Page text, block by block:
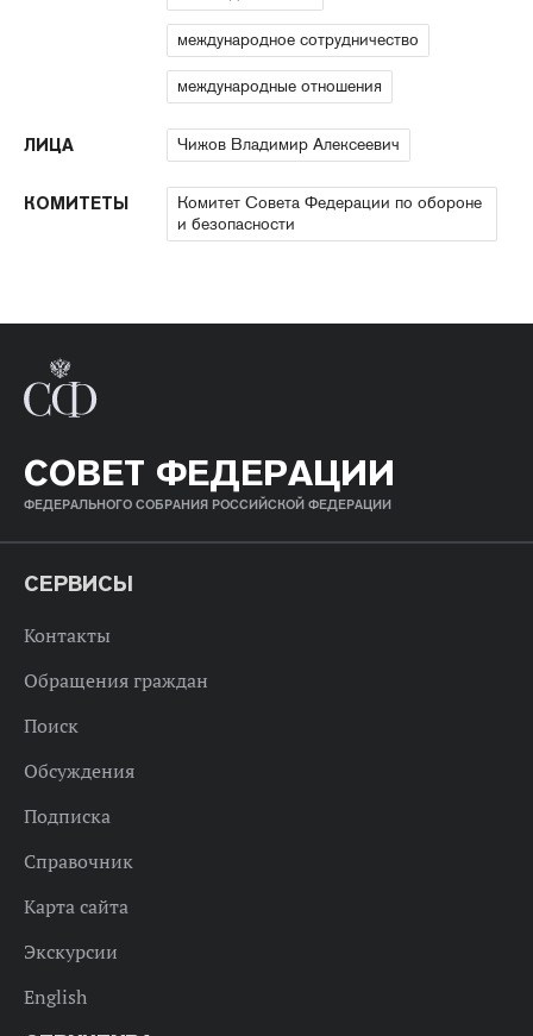
международное сотрудничество
международные отношения
ЛИЦА Чижов Владимир Алексеевич
КОМИТЕТЫ
Комитет Совета Федерации по обороне
и безопасности
СОВЕТ ФЕДЕРАЦИИ
ФЕДЕРАЛЬНОГО СОБРАНИЯ РОССИЙСКОЙ ФЕДЕРАЦИИ
СЕРВИСЫ
Контакты
Обращения граждан
Поиск
Обсуждения
Подписка
Справочник
Карта сайта
Экскурсии
English